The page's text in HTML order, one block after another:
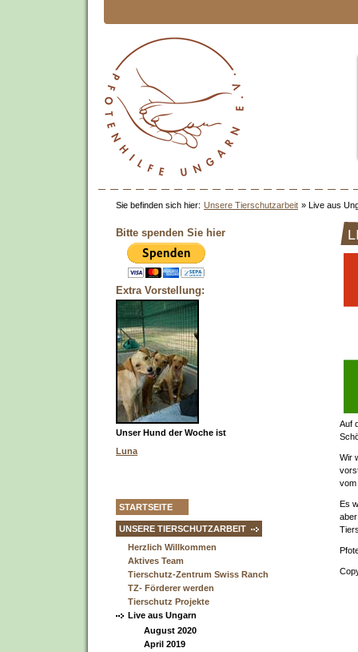
Sie befinden sich hier: Unsere Tierschutzarbeit » Live aus
Bitte spenden Sie hier
Extra Vorstellung:
Unser Hund der Woche ist
Luna
STARTSEITE
UNSERE TIERSCHUTZARBEIT
Herzlich Willkommen
Aktives Team
Tierschutz-Zentrum Swiss Ranch
TZ- Förderer werden
Tierschutz Projekte
Live aus Ungarn
August 2020
April 2019
Auf
Wir
vom
Es